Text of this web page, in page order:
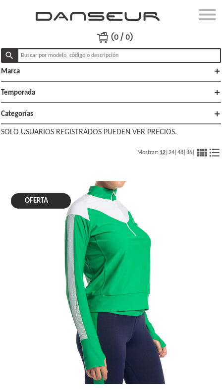
menu
Productos
Ofertas
Lo
nuevo
(0 / 0)
search
Marca add
Temporada add
Categorías add
SOLO USUARIOS REGISTRADOS PUEDEN VER PRECIOS.
Mostrar: 12 24 48 86 view_comfyformat_list_bulleted
OFERTA